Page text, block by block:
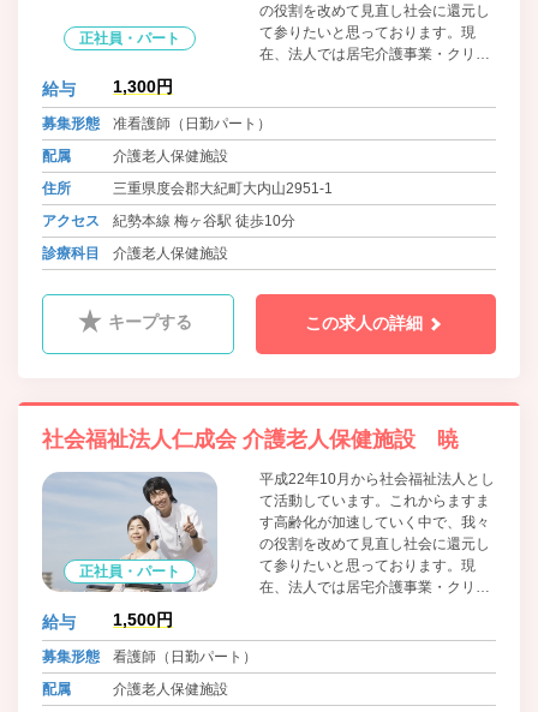
正社員・パート
の役割を改めて見直し社会に還元し
て参りたいと思っております。現
在、法人では居宅介護事業・クリニ
てまいります。
給与 1,300円
募集形態
准看護師（日勤パート）
配属
介護老人保健施設
住所
三重県度会郡大紀町大内山2951-1
アクセス
紀勢本線 梅ヶ谷駅 徒歩10分
診療科目
介護老人保健施設
キープする この求人の詳細
社会福祉法人仁成会 介護老人保健施設 暁
正社員・パート
平成22年10月から社会福祉法人とし
て活動しています。これからますま
す高齢化が加速していく中で、我々
の役割を改めて見直し社会に還元し
て参りたいと思っております。現
在、法人では居宅介護事業・クリニ
給与 1,500円
募集形態
看護師（日勤パート）
配属
介護老人保健施設